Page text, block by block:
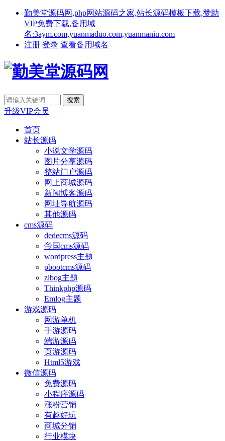
勤美堂源码网,php网站源码之家,站长源码模板下载,赞助
VIP免费下载,备用域
名:3aym.com,yuanmaduo.com,yuanmaniu.com
注册 登录 查看备用域名
升级VIP会员
首页
站长源码
小说文学源码
图片分享源码
整站门户源码
网上商城源码
新闻博客源码
网址导航源码
其他源码
cms源码
dedecms源码
帝国cms源码
wordpress主题
pbootcms源码
zlbog主题
Thinkphp源码
Emlog主题
游戏源码
网游单机
手游源码
端游源码
页游源码
Html5游戏
微信源码
免费源码
小程序源码
涨粉营销
有趣好玩
商城分销
行业模块